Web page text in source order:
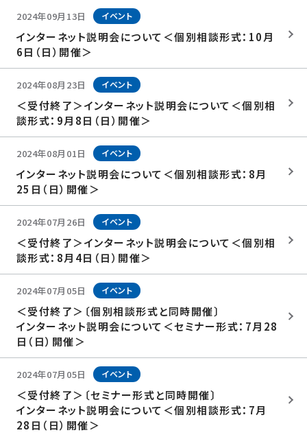
2026年8月（2）
2026年7月（3）
2026年6月（1）
2026年5月（1）
2026年3月（1）
2026年1月（1）
2025年
2025年12月（3）
2025年11月（1）
2025年10月（2）
2025年9月（1）
2025年8月（2）
2025年7月（2）
2025年6月（1）
2025年5月（1）
2025年3月（3）
2025年2月（2）
2025年1月（7）
2024年
2024年12月（2）
2024年11月（1）
2024年10月（1）
2024年9月（3）
2024年8月（3）
2024年7月（5）
2024年6月（1）
2024年5月（1）
2024年4月（1）
2024年3月（3）
2024年2月（3）
2024年1月（6）
2023年
2023年12月（2）
2023年11月（2）
2023年10月（1）
2023年9月（1）
2023年8月（2）
2023年7月（1）
2023年6月（1）
2023年5月（2）
2023年4月（1）
2023年2月（2）
2023年1月（1）
2022年12月（4）
2022年11月（2）
2024年09月13日 イベント
インターネット説明会について＜個別相談形式：10月
6日（日）開催＞
2024年08月23日 イベント
＜受付終了＞インターネット説明会について＜個別相
談形式：9月8日（日）開催＞
2024年08月01日 イベント
インターネット説明会について＜個別相談形式：8月
25日（日）開催＞
2024年07月26日 イベント
＜受付終了＞インターネット説明会について＜個別相
談形式：8月4日（日）開催＞
2024年07月05日 イベント
＜受付終了＞〔個別相談形式と同時開催〕
インターネット説明会について＜セミナー形式：7月28
日（日）開催＞
2024年07月05日 イベント
＜受付終了＞〔セミナー形式と同時開催〕
インターネット説明会について＜個別相談形式：7月
28日（日）開催＞